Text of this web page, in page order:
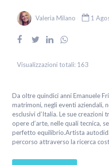
Valeria Milano 1
Visualizzazioni totali: 163
Da oltre quindici anni Emanuele
matrimoni, negli eventi aziendali,
esclusivi d’Italia. Le sue
opere d’arte, nelle quali tecnica,
perfetto equilibrio.Artista
percorso attraverso la ricerca